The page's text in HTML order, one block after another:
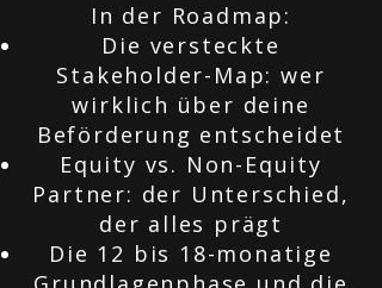
In der Roadmap:
Die versteckte
Stakeholder-Map: wer
wirklich über deine
Beförderung entscheidet
Equity vs. Non-Equity
Partner: der Unterschied,
der alles prägt
Die 12 bis 18-monatige